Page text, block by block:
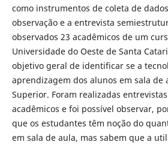
como instrumentos de coleta de
observação e a entrevista
observados 23 acadêmicos de um
Universidade do Oeste de Santa
objetivo geral de identificar se a
aprendizagem dos alunos em sala de
Superior. Foram realizadas
acadêmicos e foi possível observar,
que os estudantes têm noção do
em sala de aula, mas sabem que a